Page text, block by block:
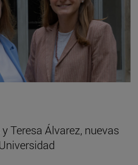
Teresa Álvarez, nuevas